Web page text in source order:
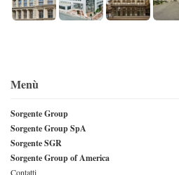
Menù
Sorgente Group
Sorgente Group SpA
Sorgente SGR
Sorgente Group of America
Contatti